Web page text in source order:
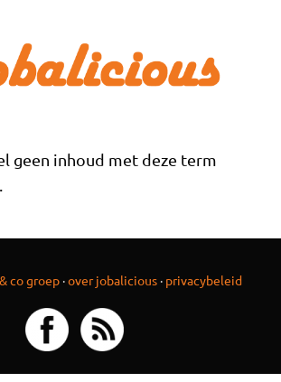
geen inhoud met deze term
co groep ·over jobalicious · privacybeleid